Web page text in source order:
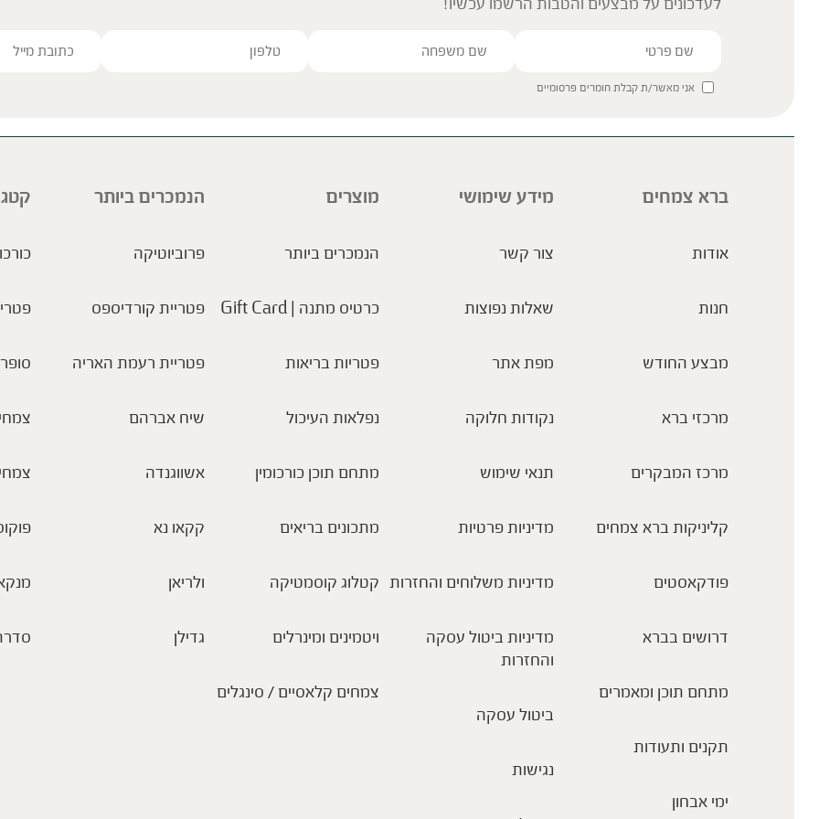
אני מאשר/ת קבלת חומרים פרסומיים
ברא צמחים
אודות
חנות
מבצע החודש
מרכזי ברא
מרכז המבקרים
קליניקות ברא צמחים
פודקאסטים
דרושים בברא
מתחם תוכן ומאמרים
תקנים ותעודות
ימי אבחון
מידע שימושי
צור קשר
שאלות נפוצות
מפת אתר
נקודות חלוקה
תנאי שימוש
מדיניות פרטיות
מדיניות משלוחים והחזרות
מדיניות ביטול עסקה
והחזרות
ביטול עסקה
נגישות
מוצרים
הנמכרים ביותר
כרטיס מתנה | Gift Card
פטריות בריאות
נפלאות העיכול
מתחם תוכן כורכומין
מתכונים בריאים
קטלוג קוסמטיקה
ויטמינים ומינרלים
צמחים קלאסיים / סינגלים
הנמכרים ביותר
פרוביוטיקה
פטריית קורדיספס
פטריית רעמת האריה
שיח אברהם
אשווגנדה
קקאו נא
ולריאן
גדילן